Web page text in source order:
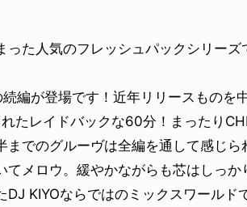
った人気のフレッシュパックシリーズ
編が登場です！近年リリースものを
たレイドバックな60分！まったり
までのグルーヴは全編を通して感じ
てメロウ。緩やかながらも芯はしっ
KIYOならではのミックスワールド